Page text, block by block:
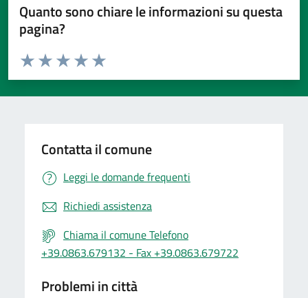
Quanto sono chiare le informazioni su questa
pagina?
Valuta da 1 a 5 stelle la pagina
Valuta 5 stelle su 5
Valuta 4 stelle su 5
Valuta 3 stelle su 5
Valuta 2 stelle su 5
Valuta 1 stelle su 5
Contatta il comune
Leggi le domande frequenti
Richiedi assistenza
Chiama il comune Telefono
+39.0863.679132 - Fax +39.0863.679722
Problemi in città